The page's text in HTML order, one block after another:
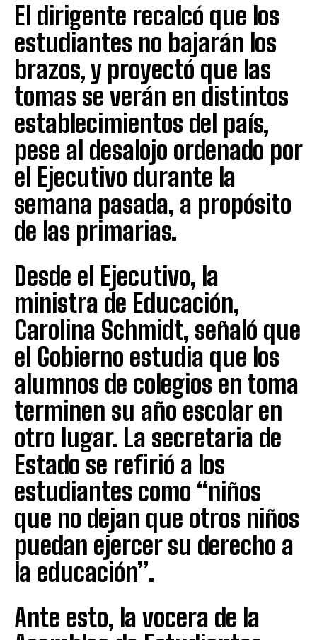
El dirigente recalcó que los
estudiantes no bajarán los
brazos, y proyectó que las
tomas se verán en distintos
establecimientos del país,
pese al desalojo ordenado por
el Ejecutivo durante la
semana pasada, a propósito
de las primarias.
Desde el Ejecutivo, la
ministra de Educación,
Carolina Schmidt, señaló que
el Gobierno estudia que los
alumnos de colegios en toma
terminen su año escolar en
otro lugar. La secretaria de
Estado se refirió a los
estudiantes como “niños
que no dejan que otros niños
puedan ejercer su derecho a
la educación”.
Ante esto, la vocera de la